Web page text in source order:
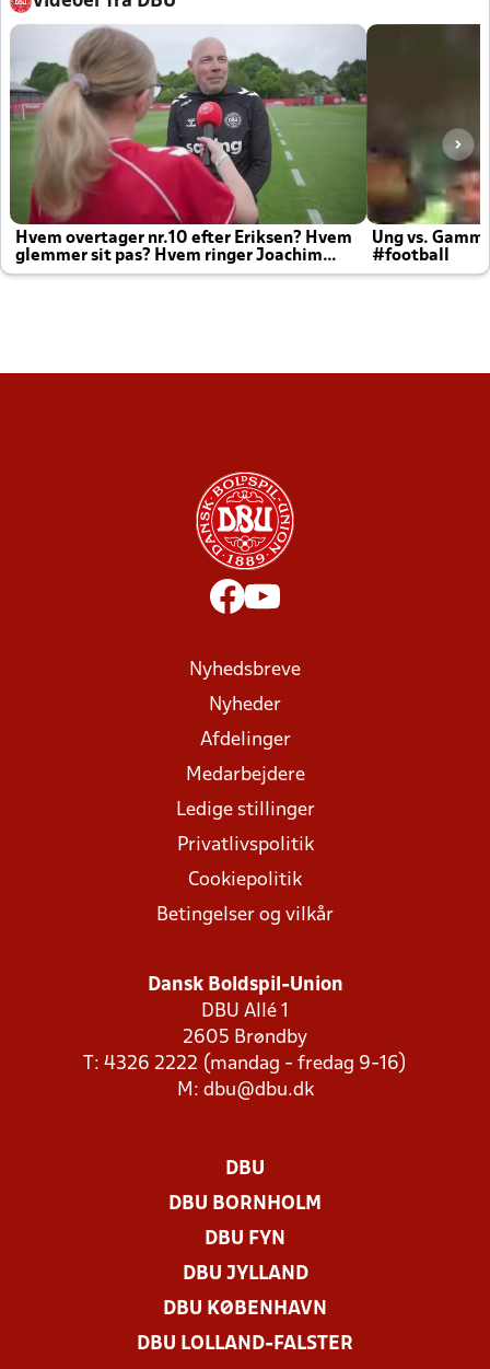
Hvem overtager nr.10 efter Eriksen? Hvem
glemmer sit pas? Hvem ringer Joachim
altid til efter kampe?
Ung vs.
#football
Nyhedsbreve
Nyheder
Afdelinger
Medarbejdere
Ledige stillinger
Privatlivspolitik
Cookiepolitik
Betingelser og vilkår
Dansk Boldspil-Union
DBU Allé 1
2605 Brøndby
T: 4326 2222 (mandag - fredag 9-16)
M: dbu@dbu.dk
DBU
DBU BORNHOLM
DBU FYN
DBU JYLLAND
DBU KØBENHAVN
DBU LOLLAND-FALSTER